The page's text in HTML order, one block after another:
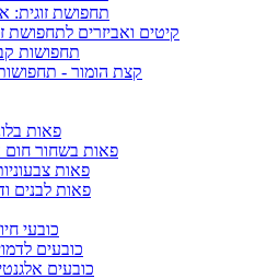
תחפושת זוגית:
קיטים ואביזרים לתחפושת
תחפושות
קצת הומור -
פאות
פאות בשחור חום
פאות
פאות לבנים
כובעי
כובעים
כובעים